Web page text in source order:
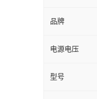
品牌
电源电压
型号